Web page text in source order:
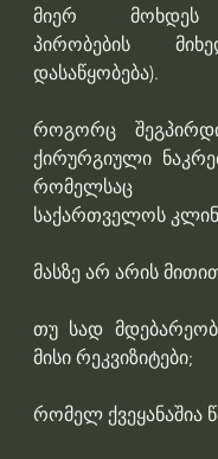
მიერ მოხდეს
პირობების
დასაწყობება).
როგორც
ქირურგიული
რომელსაც
საქართველოს
მასზე არ არის
თუ სად
მისი რეკვიზიტები;
რომელ ქვეყანაშია